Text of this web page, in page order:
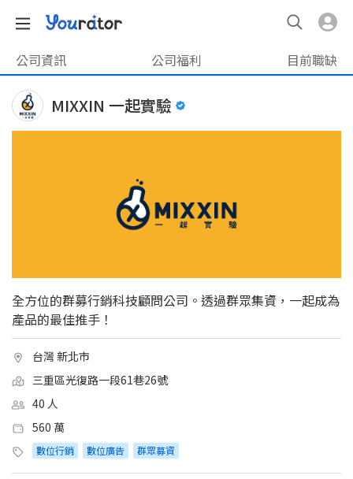
公司資訊 公司福利 目前職缺
MIXXIN 一起實驗
全方位的群募行銷科技顧問公司。透過群眾集資，一起成為
產品的最佳推手！
台灣 新北市
三重區光復路一段61巷26號
40 人
560 萬
數位行銷 數位廣告 群眾募資